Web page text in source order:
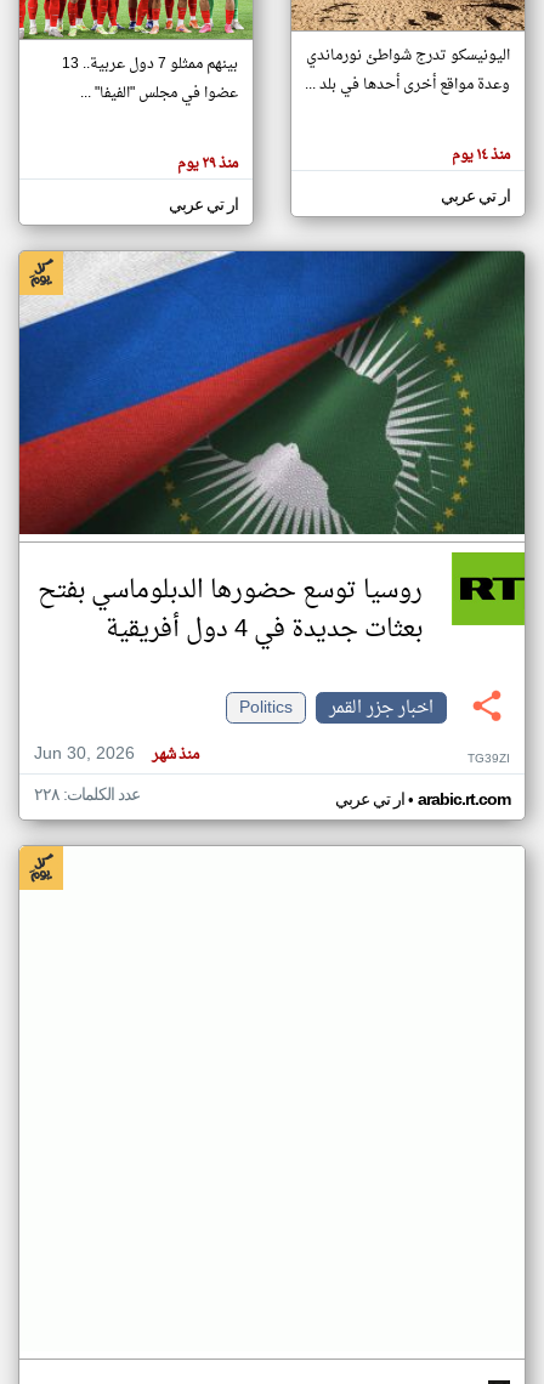
تغيير الدولة
اخبار جزر القمر على مدار الساعة
أهم اخبار جزر القمر العاجلة والمباشرة
هنا عن
وجهة
كاتبيها.
اليونيسكو تدرج شواطئ نورماندي
وعدة مواقع أخرى أحدها في بلد ...
منذ ١٤ يوم
ار تي عربي
بينهم ممثلو 7 دول عربية.. 13
عضوا في مجلس "الفيفا" ...
منذ ٢٩ يوم
ار تي عربي
روسيا توسع حضورها الدبلوماسي بفتح
بعثات جديدة في 4 دول أفريقية
اخبار جزر القمر
Politics
Jun 30, 2026
منذ شهر TG39ZI
ار تي عربي• arabic.rt.com عدد الكلمات: ٢٢٨
klyoum.com